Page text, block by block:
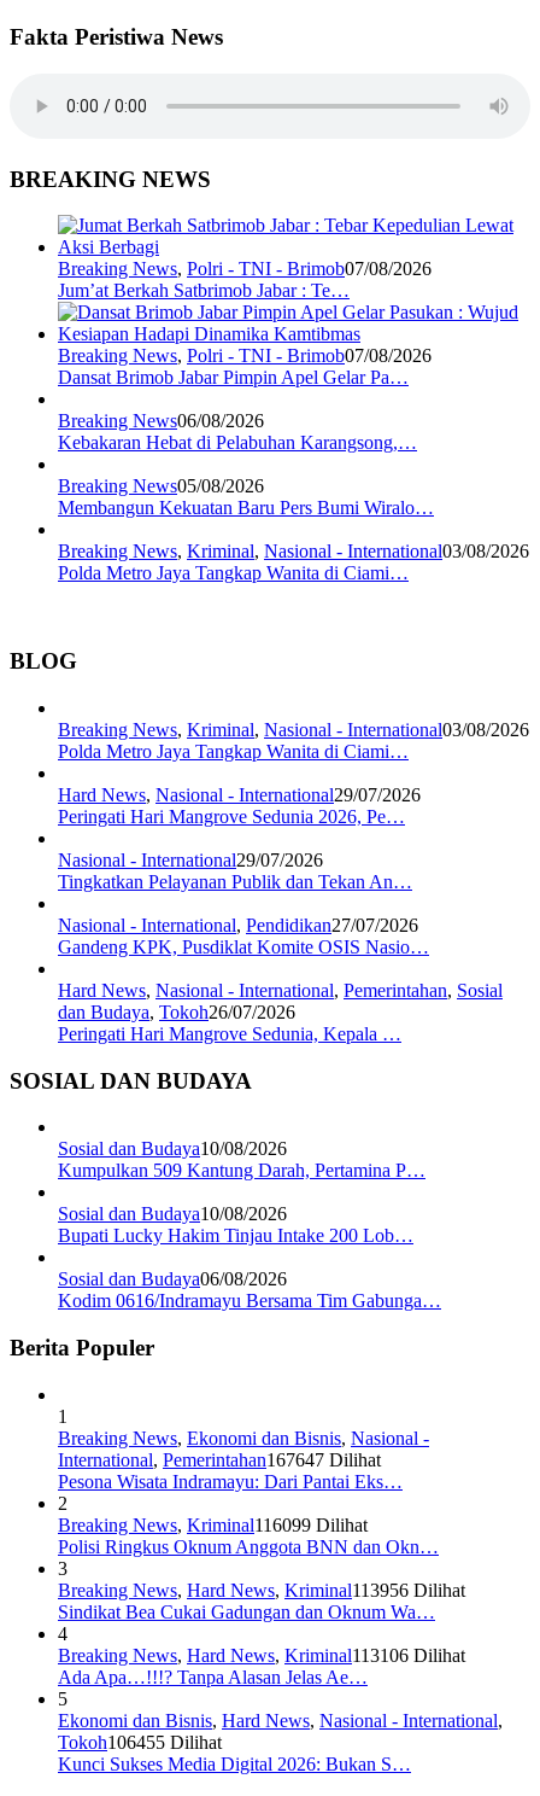
Fakta Peristiwa News
BREAKING NEWS
Breaking News, Polri - TNI - Brimob07/08/2026
Jum’at Berkah Satbrimob Jabar : Te…
Breaking News, Polri - TNI - Brimob07/08/2026
Dansat Brimob Jabar Pimpin Apel Gelar Pa…
Breaking News06/08/2026
Kebakaran Hebat di Pelabuhan Karangsong,…
Breaking News05/08/2026
Membangun Kekuatan Baru Pers Bumi Wiralo…
Breaking News, Kriminal, Nasional - International03/08/2026
Polda Metro Jaya Tangkap Wanita di Ciami…
BLOG
Breaking News, Kriminal, Nasional - International03/08/2026
Polda Metro Jaya Tangkap Wanita di Ciami…
Hard News, Nasional - International29/07/2026
Peringati Hari Mangrove Sedunia 2026, Pe…
Nasional - International29/07/2026
Tingkatkan Pelayanan Publik dan Tekan An…
Nasional - International, Pendidikan27/07/2026
Gandeng KPK, Pusdiklat Komite OSIS Nasio…
Hard News, Nasional - International, Pemerintahan, Sosial
dan Budaya, Tokoh26/07/2026
Peringati Hari Mangrove Sedunia, Kepala …
SOSIAL DAN BUDAYA
Sosial dan Budaya10/08/2026
Kumpulkan 509 Kantung Darah, Pertamina P…
Sosial dan Budaya10/08/2026
Bupati Lucky Hakim Tinjau Intake 200 Lob…
Sosial dan Budaya06/08/2026
Kodim 0616/Indramayu Bersama Tim Gabunga…
Berita Populer
1
Breaking News, Ekonomi dan Bisnis, Nasional -
International, Pemerintahan167647 Dilihat
Pesona Wisata Indramayu: Dari Pantai Eks…
2
Breaking News, Kriminal116099 Dilihat
Polisi Ringkus Oknum Anggota BNN dan Okn…
3
Breaking News, Hard News, Kriminal113956 Dilihat
Sindikat Bea Cukai Gadungan dan Oknum Wa…
4
Breaking News, Hard News, Kriminal113106 Dilihat
Ada Apa…!!!? Tanpa Alasan Jelas Ae…
5
Ekonomi dan Bisnis, Hard News, Nasional - International,
Tokoh106455 Dilihat
Kunci Sukses Media Digital 2026: Bukan S…